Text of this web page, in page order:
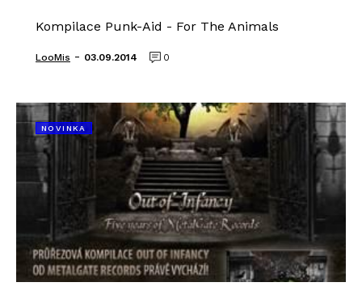
Kompilace Punk-Aid - For The Animals
LooMis - 03.09.2014 0
NOVINKA